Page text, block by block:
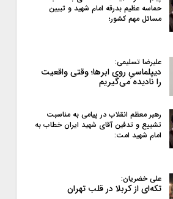
حماسه عظیم بدرقه امام شهید و تبیین
مسائل مهم کشور؛
علیرضا تسلیمی:
دیپلماسیِ روی ابرها؛ وقتی واقعیت
را نادیده می‌گیریم
رهبر معظم انقلاب در پیامی به‌ مناسبت
تشییع و تدفین آقای شهید ایران خطاب به
امام شهید امت:
علی خضریان:
تکه‌ای از کربلا در قلب تهران